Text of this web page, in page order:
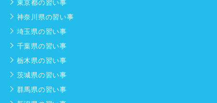
東京都の習い事
神奈川県の習い事
埼玉県の習い事
千葉県の習い事
栃木県の習い事
茨城県の習い事
群馬県の習い事